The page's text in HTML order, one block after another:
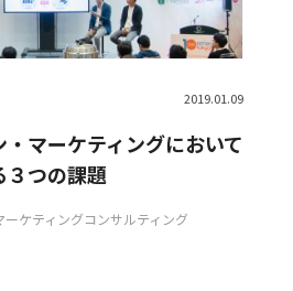
2019.01.09
マーケティングにおいて
３つの課題
ーケティングコンサルティング